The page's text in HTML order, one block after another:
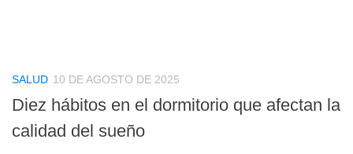
SALUD 10 DE AGOSTO DE 2025
Diez hábitos en el dormitorio que afectan la
calidad del sueño